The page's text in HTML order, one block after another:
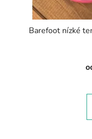
Barefoot nízké